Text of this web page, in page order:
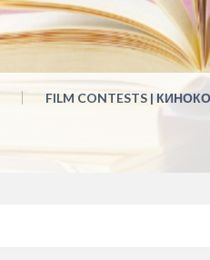
FILM CONTESTS |